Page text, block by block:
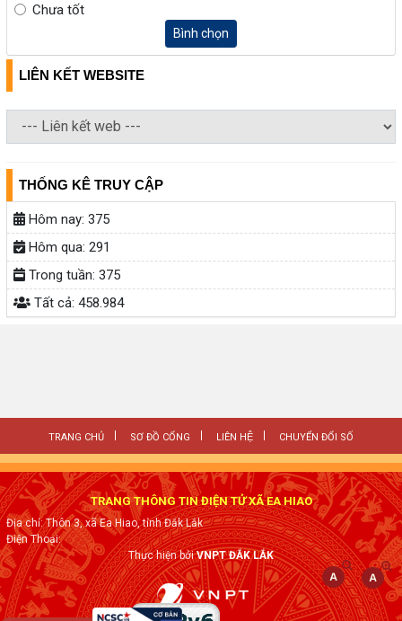
Chưa tốt
Bình chọn
LIÊN KẾT WEBSITE
THỐNG KÊ TRUY CẬP
Hôm nay: 375
Hôm qua: 291
Trong tuần: 375
Tất cả: 458.984
TRANG CHỦ SƠ ĐỒ CỔNG LIÊN HỆ CHUYỂN ĐỔI SỐ
TRANG THÔNG TIN ĐIỆN TỬ XÃ EA HIAO
Địa chỉ: Thôn 3, xã Ea Hiao, tỉnh Đắk Lắk
Điện Thoại:
Thực hiện bởiVNPT ĐẮK LẮK